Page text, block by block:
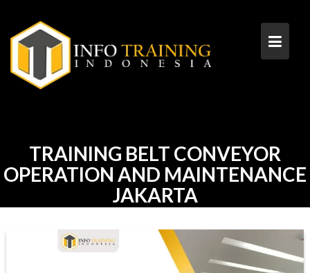
content
TRAINING BELT CONVEYOR
OPERATION AND MAINTENANCE
JAKARTA